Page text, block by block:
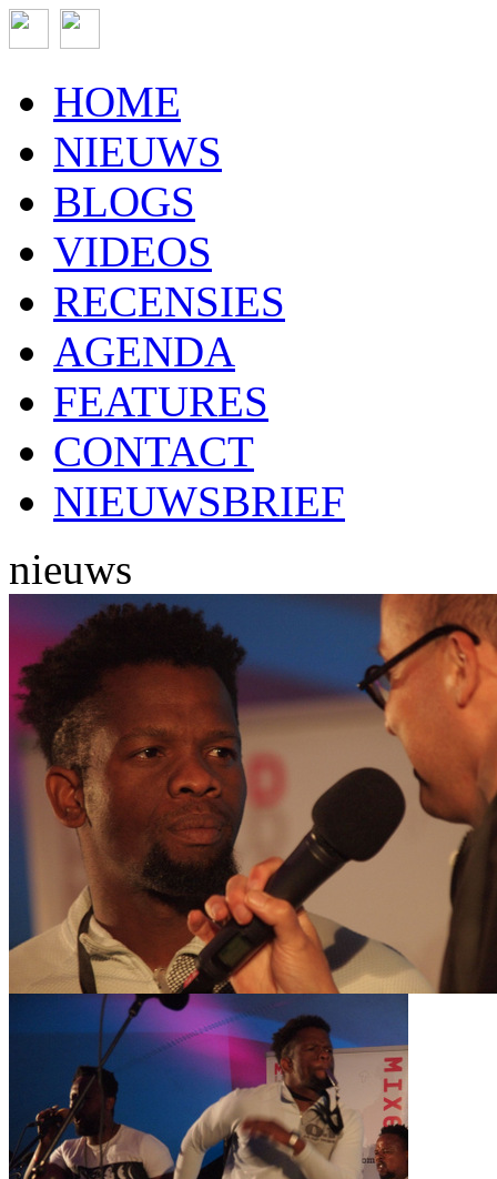
HOME
NIEUWS
BLOGS
VIDEOS
RECENSIES
AGENDA
FEATURES
CONTACT
NIEUWSBRIEF
nieuws